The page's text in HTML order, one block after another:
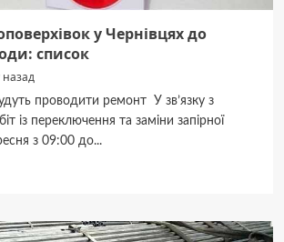
у Чернівцях до
список
назад
проводити ремонт У зв’язку з
із переключення та заміни запірної
з 09:00 до...